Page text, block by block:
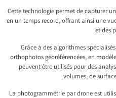
Cette technologie permet de capturer
en un temps record, offrant ainsi une
et des
Grâce à des algorithmes
orthophotos géoréférencées, en
peuvent être utilisés pour des
volumes, de
La photogrammétrie par drone est